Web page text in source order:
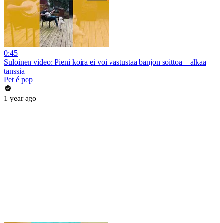
0:45
Suloinen video: Pieni koira ei voi vastustaa banjon soittoa – alkaa
tanssia
Pet é pop
1 year ago